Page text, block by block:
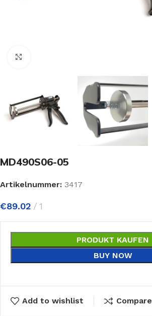
MD490S06-05
Artikelnummer: 3417
€89.02 1
PRODUKT KAUFEN
BUY NOW
Add to wishlist Compare